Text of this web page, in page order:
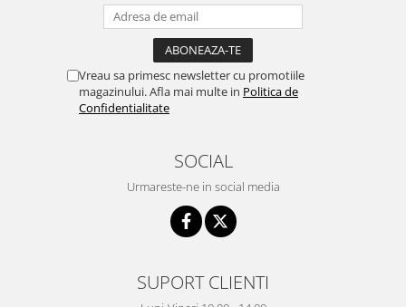
Vreau sa primesc newsletter cu promotiile
magazinului. Afla mai multe in Politica de
Confidentialitate
SOCIAL
Urmareste-ne in social media
SUPORT CLIENTI